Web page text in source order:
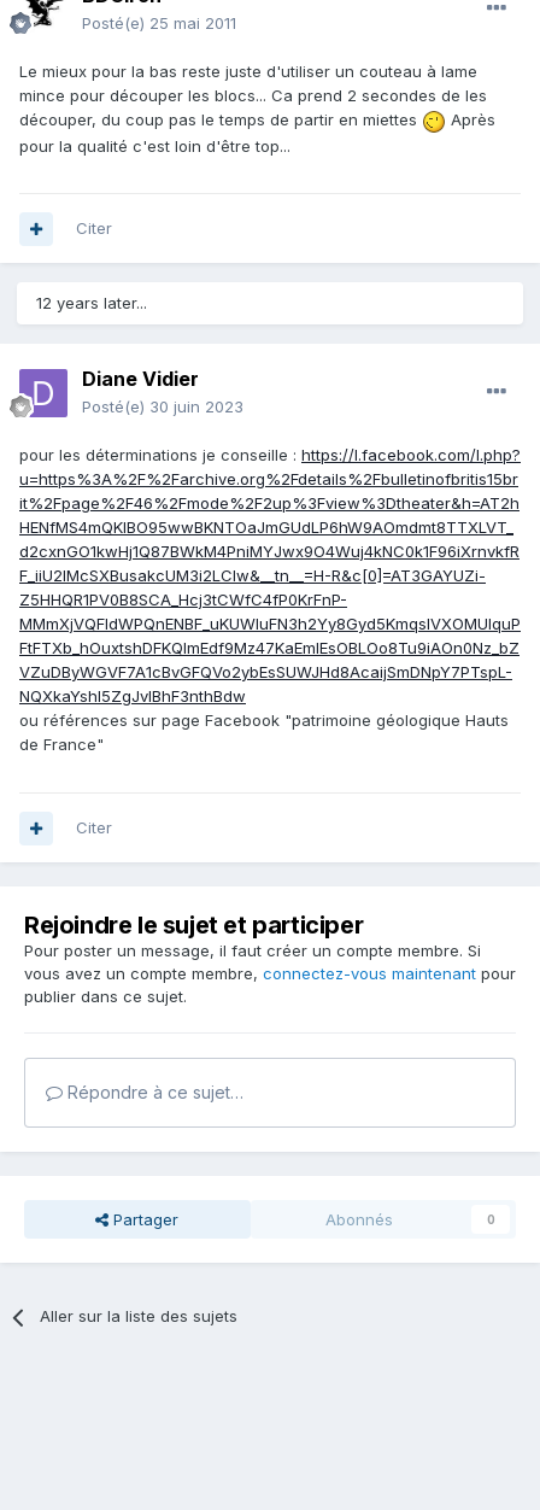
Posté(e) 25 mai 2011
Le mieux pour la bas reste juste d'utiliser un couteau à lame
mince pour découper les blocs... Ca prend 2 secondes de les
découper, du coup pas le temps de partir en miettes
Après
pour la qualité c'est loin d'être top...
Citer
12 years later...
Diane Vidier
Posté(e) 30 juin 2023
pour les déterminations je conseille : https://l.facebook.com/l.php?
u=https%3A%2F%2Farchive.org%2Fdetails%2Fbulletinofbritis15br
it%2Fpage%2F46%2Fmode%2F2up%3Fview%3Dtheater&h=AT2h
HENfMS4mQKlBO95wwBKNTOaJmGUdLP6hW9AOmdmt8TTXLVT_
d2cxnGO1kwHj1Q87BWkM4PniMYJwx9O4Wuj4kNC0k1F96iXrnvkfR
F_iiU2lMcSXBusakcUM3i2LClw&__tn__=H-R&c[0]=AT3GAYUZi-
Z5HHQR1PV0B8SCA_Hcj3tCWfC4fP0KrFnP-
MMmXjVQFldWPQnENBF_uKUWluFN3h2Yy8Gyd5KmqslVXOMUlquP
FtFTXb_hOuxtshDFKQlmEdf9Mz47KaEmIEsOBLOo8Tu9iAOn0Nz_bZ
VZuDByWGVF7A1cBvGFQVo2ybEsSUWJHd8AcaijSmDNpY7PTspL-
NQXkaYshI5ZgJvlBhF3nthBdw
ou références sur page Facebook "patrimoine géologique Hauts
de France"
Citer
Rejoindre le sujet et participer
Pour poster un message, il faut créer un compte membre. Si
vous avez un compte membre, connectez-vous maintenant pour
publier dans ce sujet.
Répondre à ce sujet…
Partager Abonnés 0
Aller sur la liste des sujets